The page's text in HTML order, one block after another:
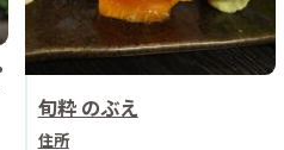
旬粋 のぶえ
住所